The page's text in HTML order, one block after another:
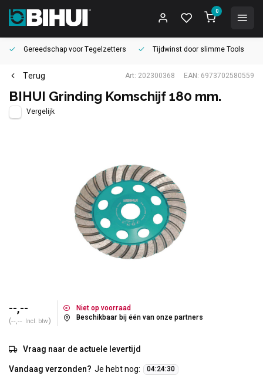
0
Gereedschap voorTegelzetters Tijdwinst door slimme Tools
Terug Art: 202300368 EAN: 6973702580559
BIHUI Grinding Komschijf 180 mm.
Vergelijk
--,--
(--,-- Incl. btw)
Niet op voorraad
Beschikbaar bij één van onze partners
Vraag naar de actuele levertijd
Vandaag verzonden? Je hebt nog: 04:24:29